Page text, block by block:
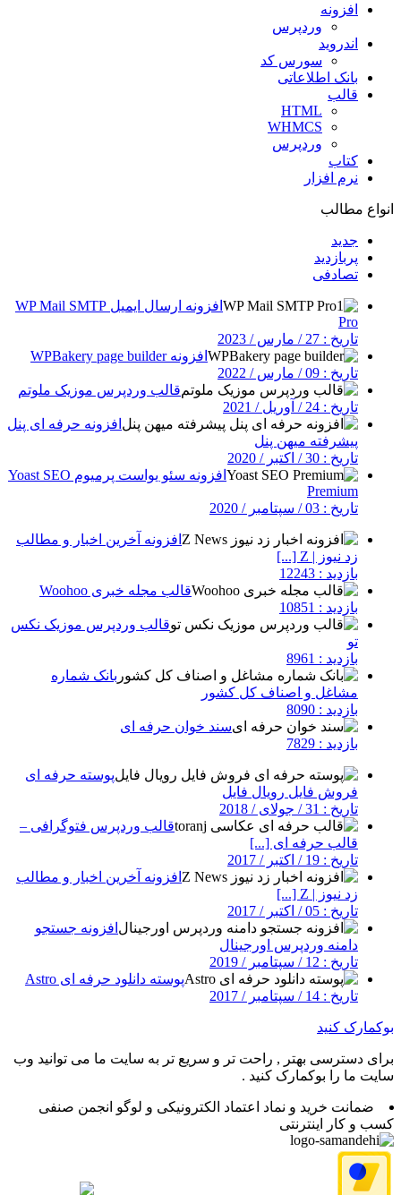
افزونه
وردپرس
اندروید
سورس کد
بانک اطلاعاتی
قالب
HTML
WHMCS
وردپرس
کتاب
نرم افزار
انواع مطالب
جدید
پربازدید
تصادفی
افزونه ارسال ایمیل WP Mail SMTP
Pro
تاریخ : 27 / مارس / 2023
افزونه WPBakery page builder
تاریخ : 09 / مارس / 2022
قالب وردپرس موزیک ملوتم
تاریخ : 24 / آوریل / 2021
افزونه حرفه ای پنل
پیشرفته میهن پنل
تاریخ : 30 / اکتبر / 2020
افزونه سئو یواست پرمیوم Yoast SEO
Premium
تاریخ : 03 / سپتامبر / 2020
افزونه آخرین اخبار و مطالب
زد نیوز | Z [...]
بازدید : 12243
قالب مجله خبری Woohoo
بازدید : 10851
قالب وردپرس موزیک نکس
تو
بازدید : 8961
بانک شماره
مشاغل و اصناف کل کشور
بازدید : 8090
سند خوان حرفه ای
بازدید : 7829
پوسته حرفه ای
فروش فایل رویال فایل
تاریخ : 31 / جولای / 2018
قالب وردپرس فتوگرافی –
قالب حرفه ای [...]
تاریخ : 19 / اکتبر / 2017
افزونه آخرین اخبار و مطالب
زد نیوز | Z [...]
تاریخ : 05 / اکتبر / 2017
افزونه جستجو
دامنه وردپرس اورجینال
تاریخ : 12 / سپتامبر / 2019
پوسته دانلود حرفه ای Astro
تاریخ : 14 / سپتامبر / 2017
بوکمارک کنید
برای دسترسی بهتر , راحت تر و سریع تر به سایت ما می توانید وب
سایت ما را بوکمارک کنید .
ضمانت خرید و نماد اعتماد الکترونیکی و لوگو انجمن صنفی
کسب و کار اینترنتی